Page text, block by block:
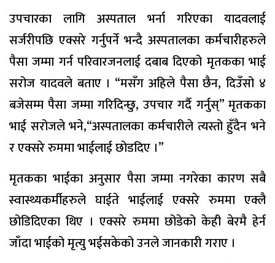
उपचारका लागि अस्पताल भर्ना गरिएका यादवलाई
सर्जरीपछि एक्सरे गर्नुपर्ने भन्दै अस्पतालका कर्मचारीहरुले
पैसा जम्मा गर्न परिवारजनलाई दबाब दिएको मृतकका भाई
सरोज यादवले बताए । “मसँग अहिले पैसा छैन, दिउँसो ४
बजेसम्म पैसा जम्मा गरिदिन्छु, उपचार गर्दै गर्नुस्” मृतकका
भाई सरोजले भने,“अस्पतालका कर्मचारीले त्यस्तो हुँदैन भने
र एक्सरे रुममा भाईलाई छोडदिए ।”
मृतकका भाईका अनुसार पैसा जम्मा नगरेका कारण सबै
स्वास्थ्यकर्मीहरुले घाईते भाईलाई एक्सरे रुममा एक्लै
छोडिदिएका थिए । एक्सरे रुममा छोडेको केही बेरमै हेर्न
जाँदा भाईको मृत्यु भईसकेको उनले जानकारी गराए ।